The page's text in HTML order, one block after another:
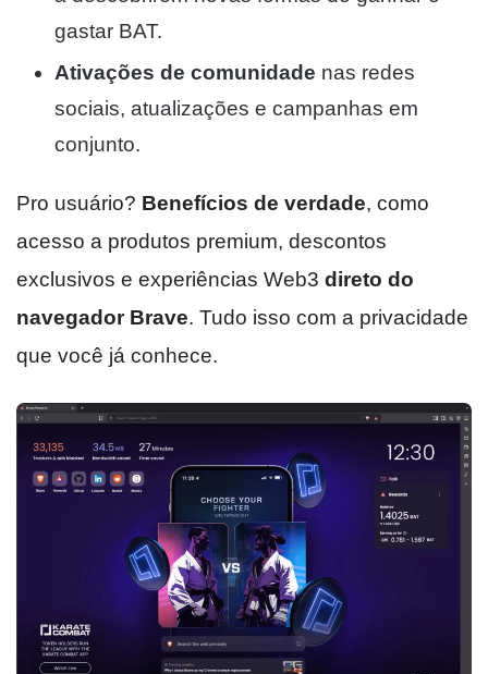
gastar BAT.
Ativações de comunidade nas redes
sociais, atualizações e campanhas em
conjunto.
Pro usuário? Benefícios de verdade, como
acesso a produtos premium, descontos
exclusivos e experiências Web3 direto do
navegador Brave. Tudo isso com a privacidade
que você já conhece.